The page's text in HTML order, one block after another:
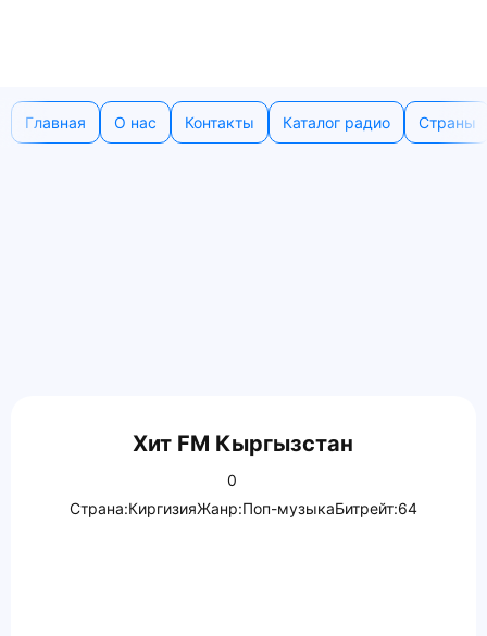
Главная О нас Контакты Каталог радио Страны
Хит FM Кыргызстан
0
Страна:КиргизияЖанр:Поп-музыкаБитрейт:64